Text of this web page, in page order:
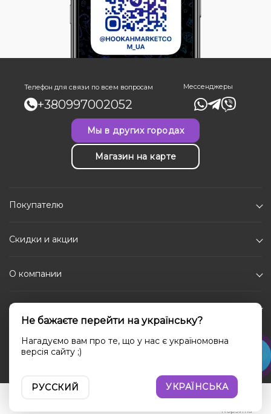
Корзина
Телефон для связи по всем вопросам
+380997002052
Мессенджеры
Мы в других городах
Магазин на карте
Покупателю
Скидки и акции
О компании
Каталог
Социальные сети
Не бажаєте перейти на українську?
Нагадуємо вам про те, що у нас є україномовна
версія сайту ;)
РУССКИЙ УКРАЇНСЬКА